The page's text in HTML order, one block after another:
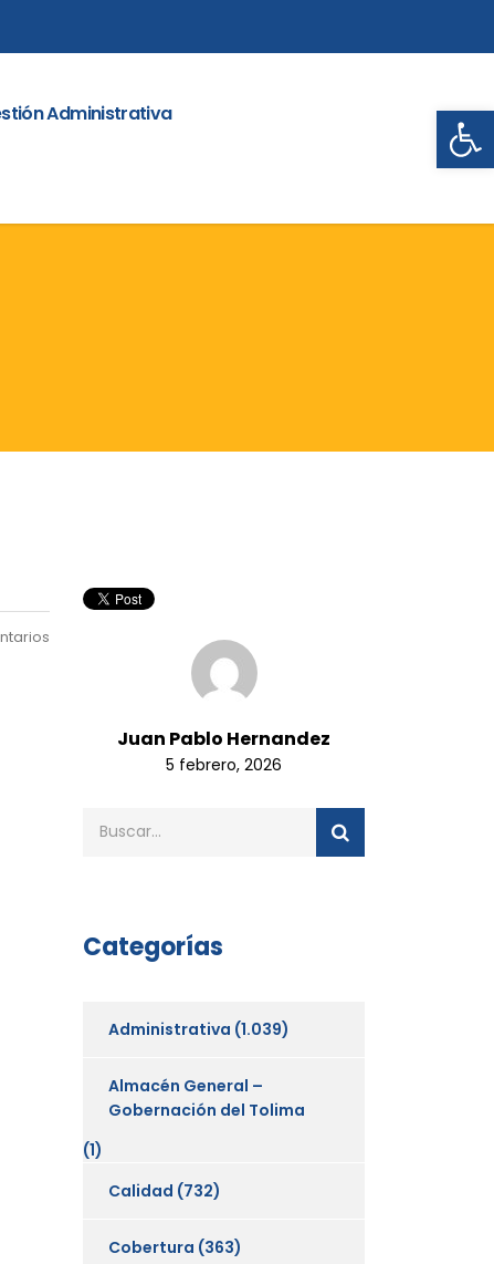
Administrativa
Juan Pablo Hernandez
5 febrero, 2026
Categorías
Administrativa (1.039)
Almacén General –
Gobernación del Tolima
(1)
Calidad (732)
Cobertura (363)